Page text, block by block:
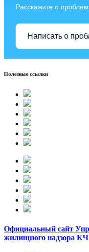
Расскажите о
Написать о
Полезные ссылки
Официальный сайт
жилищного надзора